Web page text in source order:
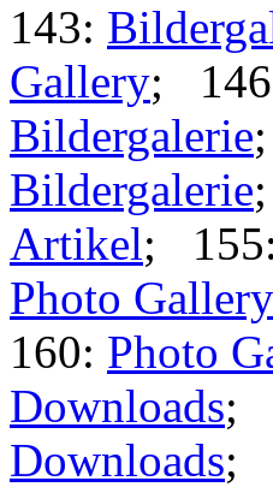
143:
Gallery;
Bildergalerie
Bildergalerie
Artikel; 155:
Photo Gallery
160: Photo
Downloads;
Downloads;